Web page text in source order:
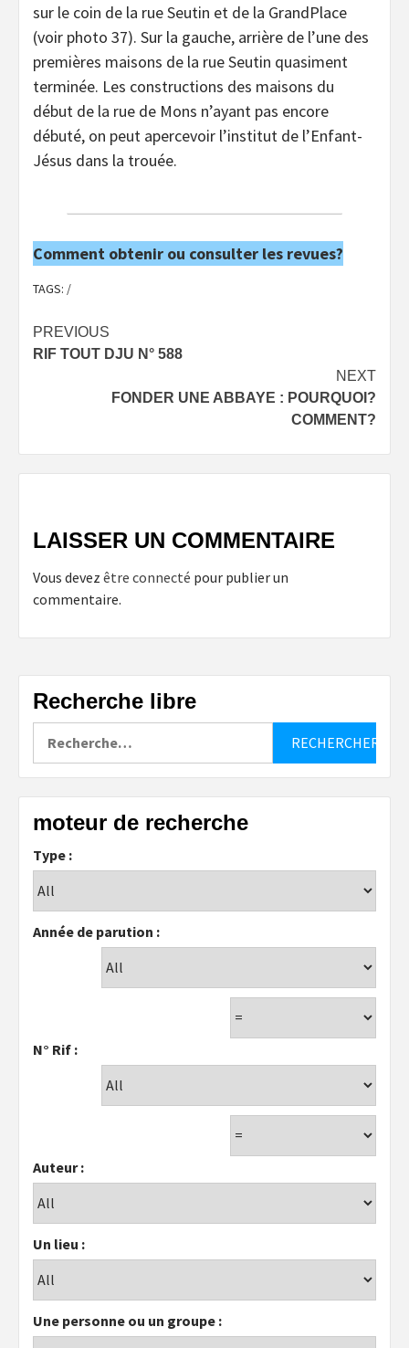
sur le coin de la rue Seutin et de la GrandPlace
(voir photo 37). Sur la gauche, arrière de l’une des
premières maisons de la rue Seutin quasiment
terminée. Les constructions des maisons du
début de la rue de Mons n’ayant pas encore
débuté, on peut apercevoir l’institut de l’Enfant-
Jésus dans la trouée.
Comment obtenir ou consulter les revues?
TAGS: /
Post
navigation
PREVIOUS
RIF TOUT DJU N° 588
NEXT
FONDER UNE ABBAYE : POURQUOI?
COMMENT?
LAISSER UN COMMENTAIRE
Vous devez être connecté pour publier un
commentaire.
Recherche libre
moteur de recherche
Type :
Année de parution :
N° Rif :
Auteur :
Un lieu :
Une personne ou un groupe :